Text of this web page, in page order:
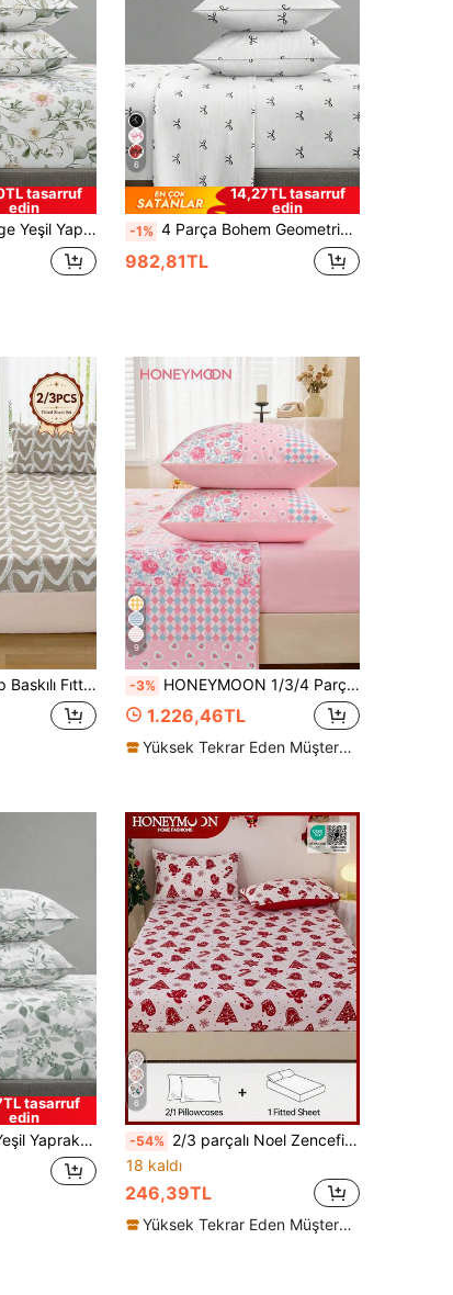
tasarruf
edin
King/Queen/Full/Twin Bedenlere Uygun, 11.8 İnç Derin Yataklara Uyumlu, Yumuşak, Nefes Alabilen ve Kırışmaya Dayanıklı
6
14,27TL tasarruf
edin
-1% 4 Parça Bohem Geometrik Vintage Çiçekli Nevresim Takımı, Kolay Bakım Yumuşak Çarşaf, 1 Düz Çarşaf + 1 Lastikli Çarşaf + 2 Yastık Kılıfı Dahil, King/Queen/Full/Twin Boyut, 11.8 İnç'e Kadar Derin Cepli
982,81TL
Yatak Takımı, Twin, Full, Queen ve King Yataklar İçin, Ev, Yurt, Misafir Odası, Tatil Kiralama veya Hediye İçin İdeal
9
-3% HONEYMOON 1/3/4 Parça Baskılı Nevresim Takımı Yastık Kılıflarıyla, Sevgililer Günü Stili, Derin Cepli Lastikli Çarşaf, Romantik Detaylı Dekor, Tatlı Bir Atmosfer Yaratır, Yatak Odası İçin Uygun, Nevresim*1+Lastikli Çarşaf*1+Yastık Kılıfı*1/2 İçerir, Oeko-Tex Sertifikalı
1.226,46TL
Yüksek Tekrar Eden Müşteriler
tasarruf
edin
Derin Cep Tasarımı, 11.8 İnç'e Kadar Yastık Kılıfı Kalınlığı. Yumuşak ve Nefes Alabilen, Kırışmaya Dayanıklı, Okula Dönüş veya Yurt İçin Mükemmel
6
-54% 2/3 parçalı Noel Zencefilli Kurabiye Adam Baskılı Nevresim Takımı, Yatak Koruyucu, Tek Kişilik, Çift Kişilik, Kraliçe Boy ve Kral Boy Yataklara Uygun (9-12 İnç Derinlik), Makinede Yıkanabilir, Ev ve Yurt Kullanımına Uygun, Oeko-Tex Sertifikalı
18 kaldı
246,39TL
Yüksek Tekrar Eden Müşteriler